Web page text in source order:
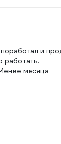
и
работать.
месяца